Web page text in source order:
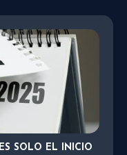
SOLO EL INICIO